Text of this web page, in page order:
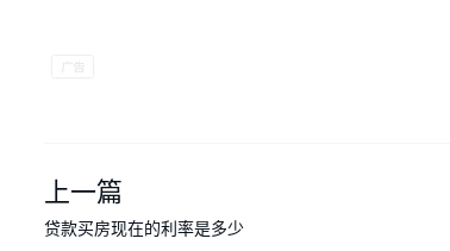
上一篇
贷款买房现在的利率是多少